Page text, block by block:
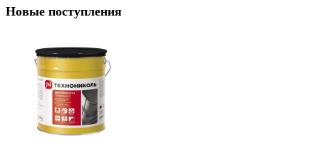
Новые поступления